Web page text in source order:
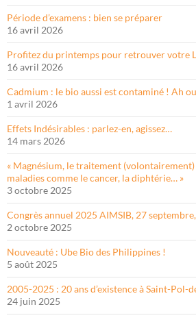
Période d’examens : bien se préparer
16 avril 2026
Profitez du printemps pour retrouver votre
16 avril 2026
Cadmium : le bio aussi est contaminé ! Ah
1 avril 2026
Effets Indésirables : parlez-en, agissez…
14 mars 2026
« Magnésium, le traitement
maladies comme le cancer, la diphtérie… »
3 octobre 2025
Congrès annuel 2025 AIMSIB, 27
2 octobre 2025
Nouveauté : Ube Bio des Philippines !
5 août 2025
2005-2025 : 20 ans d’existence à Saint-Pol-
24 juin 2025